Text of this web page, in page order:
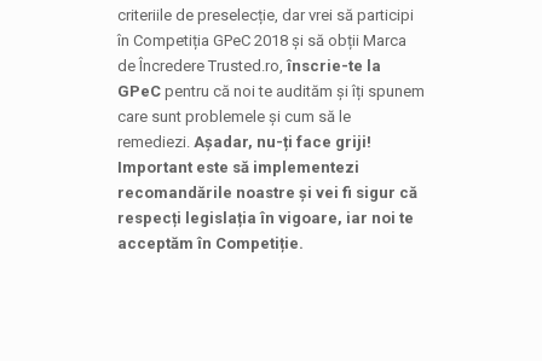
criteriile de preselecție, dar vrei să participi
în Competiția GPeC 2018 și să obții Marca
de Încredere Trusted.ro,înscrie-te la
GPeCpentru că noi te audităm și îți spunem
care sunt problemele și cum să le
remediezi. Așadar, nu-ți face griji!
Important este să implementezi
recomandările noastre și vei fi sigur că
respecți legislația în vigoare, iar noi te
acceptăm în Competiție.